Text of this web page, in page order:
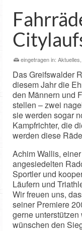
eingetragen in: Aktuelles
Das Greifswalder
diesem Jahr die
den Männern und
stellen – zwei
sie werden sogar
Kampfrichter, die
werden diese
Achim Wallis,
angesiedelten
Sportler und
Läufern und
Wir freuen uns,
seiner Premiere
gerne
wünschen den